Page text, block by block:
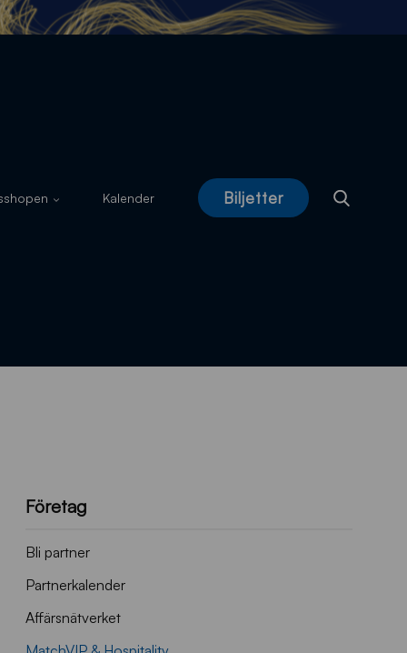
Kalender Biljetter
Företag
Bli partner
Partnerkalender
Affärsnätverket